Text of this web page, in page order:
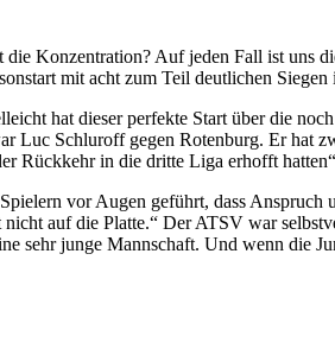
Konzentration? Auf jeden Fall ist uns
mit acht zum Teil deutlichen Siegen
hat dieser perfekte Start über die
Luc Schluroff gegen Rotenburg. Er hat
Rückkehr in die dritte Liga erhofft
vor Augen geführt, dass
auf die Platte.“ Der ATSV war
sehr junge Mannschaft. Und wenn die